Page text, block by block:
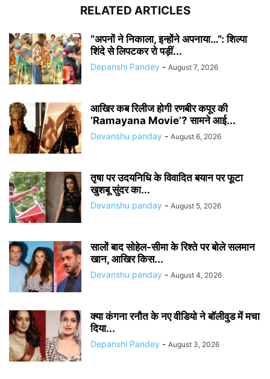
RELATED ARTICLES
“अपनों ने निकाला, इन्होंने अपनाया…”: शिल्पा
शिंदे से लिपटकर रो पड़ीं...
Depanshi Pandey - August 7, 2026
आखिर कब रिलीज होगी रणबीर कपूर की
‘Ramayana Movie’? सामने आई...
Devanshu panday - August 6, 2026
तृषा पर उदयनिधि के विवादित बयान पर फूटा
खुशबू सुंदर का...
Devanshu panday - August 5, 2026
सालों बाद सोहेल-सीमा के रिश्ते पर बोले सलमान
खान, आखिर किस...
Devanshu panday - August 4, 2026
क्या कंगना रनौत के नए वीडियो ने बॉलीवुड में मचा
दिया...
Depanshi Pandey - August 3, 2026